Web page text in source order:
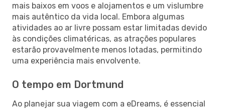
mais baixos em voos e alojamentos e um vislumbre
mais autêntico da vida local. Embora algumas
atividades ao ar livre possam estar limitadas devido
às condições climatéricas, as atrações populares
estarão provavelmente menos lotadas, permitindo
uma experiência mais envolvente.
O tempo em Dortmund
Ao planejar sua viagem com a eDreams, é essencial